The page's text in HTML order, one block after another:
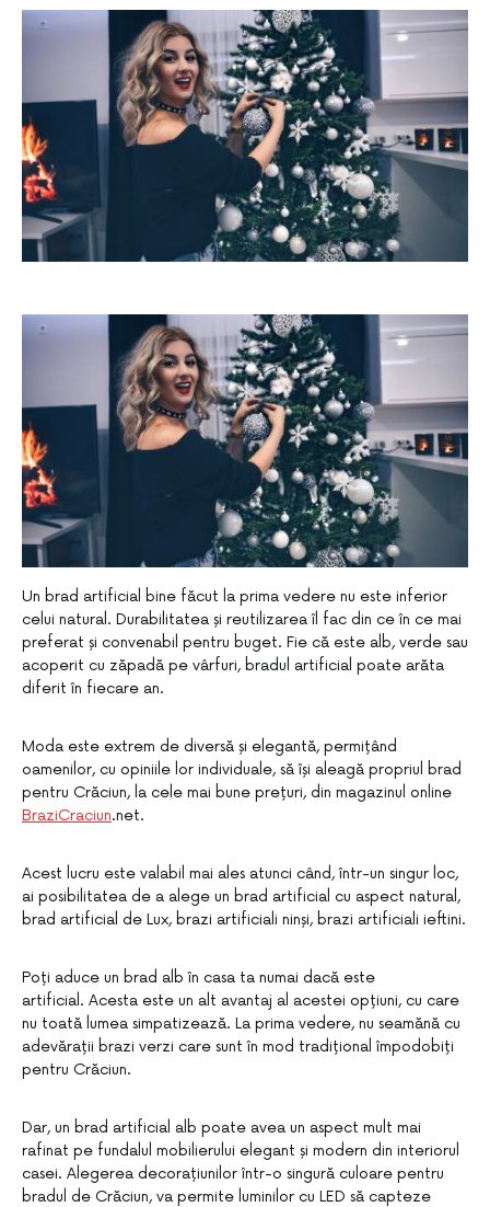
Un brad artificial bine făcut la prima vedere nu este inferior
celui natural. Durabilitatea și reutilizarea îl fac din ce în ce mai
preferat și convenabil pentru buget. Fie că este alb, verde sau
acoperit cu zăpadă pe vârfuri, bradul artificial poate arăta
diferit în fiecare an.
Moda este extrem de diversă și elegantă, permițând
oamenilor, cu opiniile lor individuale, să își aleagă propriul brad
pentru Crăciun, la cele mai bune prețuri, din magazinul online
BraziCraciun.net.
Acest lucru este valabil mai ales atunci când, într-un singur loc,
ai posibilitatea de a alege un brad artificial cu aspect natural,
brad artificial de Lux, brazi artificiali ninși, brazi artificiali ieftini.
Poți aduce un brad alb în casa ta numai dacă este
artificial. Acesta este un alt avantaj al acestei opțiuni, cu care
nu toată lumea simpatizează. La prima vedere, nu seamănă cu
adevărații brazi verzi care sunt în mod tradițional împodobiți
pentru Crăciun.
Dar, un brad artificial alb poate avea un aspect mult mai
rafinat pe fundalul mobilierului elegant și modern din interiorul
casei. Alegerea decorațiunilor într-o singură culoare pentru
bradul de Crăciun, va permite luminilor cu LED să capteze